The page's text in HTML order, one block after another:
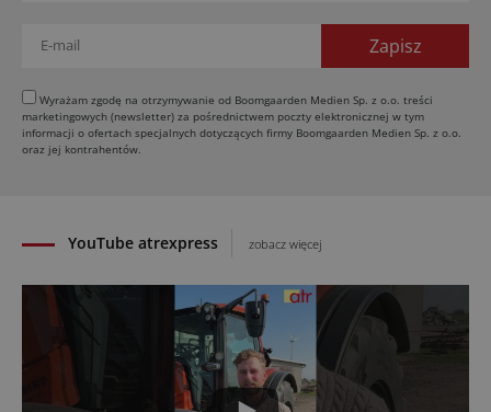
Rzepak hybrydowy: sposób na wyższą rentowność
Europejski przemysł maszyn rolniczych w recesji
01.08.2026
Elektryczne maszyny terenowe: 3 kluczowe trendy
YouTube atrexpress zobacz więcej
Wyrażam zgodę na otrzymywanie od Boomgaarden Medien Sp. z o.o. treści
marketingowych (newsletter) za pośrednictwem poczty elektronicznej w tym
informacji o ofertach specjalnych dotyczących firmy Boomgaarden Medien Sp. z o.o.
oraz jej kontrahentów.